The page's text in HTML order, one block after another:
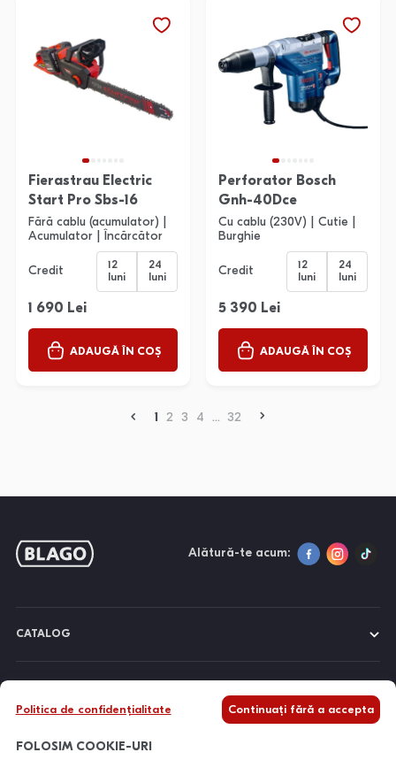
Fierastrau Electric
Start Pro Sbs-16
Fără cablu (acumulator) |
Acumulator | Încărcător
Credit
12
luni
24
luni
1 690 Lei
ADAUGĂ ÎN COȘ
Perforator Bosch
Gnh-40Dce
Cu cablu (230V) | Cutie |
Burghie
Credit
12
luni
24
luni
5 390 Lei
ADAUGĂ ÎN COȘ
1 2 3 4 ... 32
Alătură-te acum:
CATALOG
INFORMAȚII
Politica de confidențialitate Continuați fără a accepta
FOLOSIM COOKIE-URI